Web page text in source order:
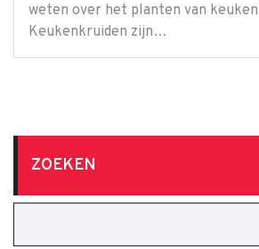
weten over het planten van
Keukenkruiden zijn…
ZOEKEN